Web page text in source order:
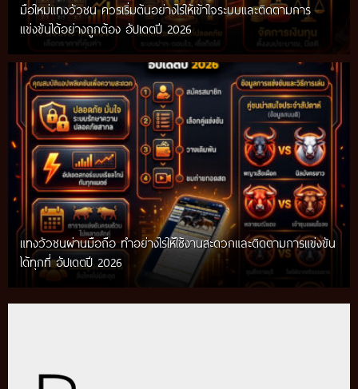
มือใหม่แทงวัวชน ควรเริ่มต้นอย่างไรให้เข้าใจระบบและติดตามการ
แข่งขันได้อย่างถูกต้อง อัปเดตปี 2026
แทงวัวชนผ่านมือถือ ทำอย่างไรให้ใช้งานสะดวกและติดตามการแข่งขัน
ได้ทุกที่ อัปเดตปี 2026